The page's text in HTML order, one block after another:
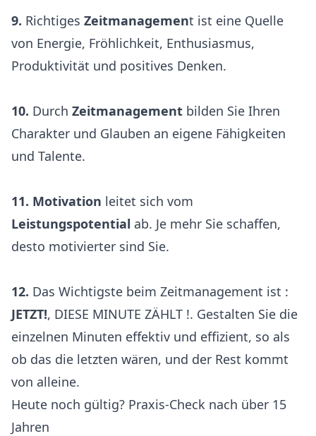
9. Richtiges Zeitmanagement ist eine Quelle
von Energie, Fröhlichkeit, Enthusiasmus,
Produktivität und positives Denken.
10. Durch Zeitmanagement bilden Sie Ihren
Charakter und Glauben an eigene Fähigkeiten
und Talente.
11. Motivation leitet sich vom
Leistungspotential ab. Je mehr Sie schaffen,
desto motivierter sind Sie.
12. Das Wichtigste beim Zeitmanagement ist :
JETZT!, DIESE MINUTE ZÄHLT !. Gestalten Sie die
einzelnen Minuten effektiv und effizient, so als
ob das die letzten wären, und der Rest kommt
von alleine.
Heute noch gültig? Praxis-Check nach über 15
Jahren